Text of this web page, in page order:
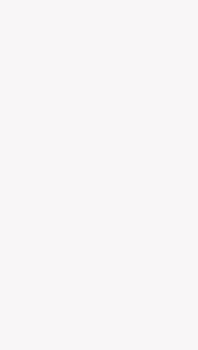
Bottines
l'audace à
11